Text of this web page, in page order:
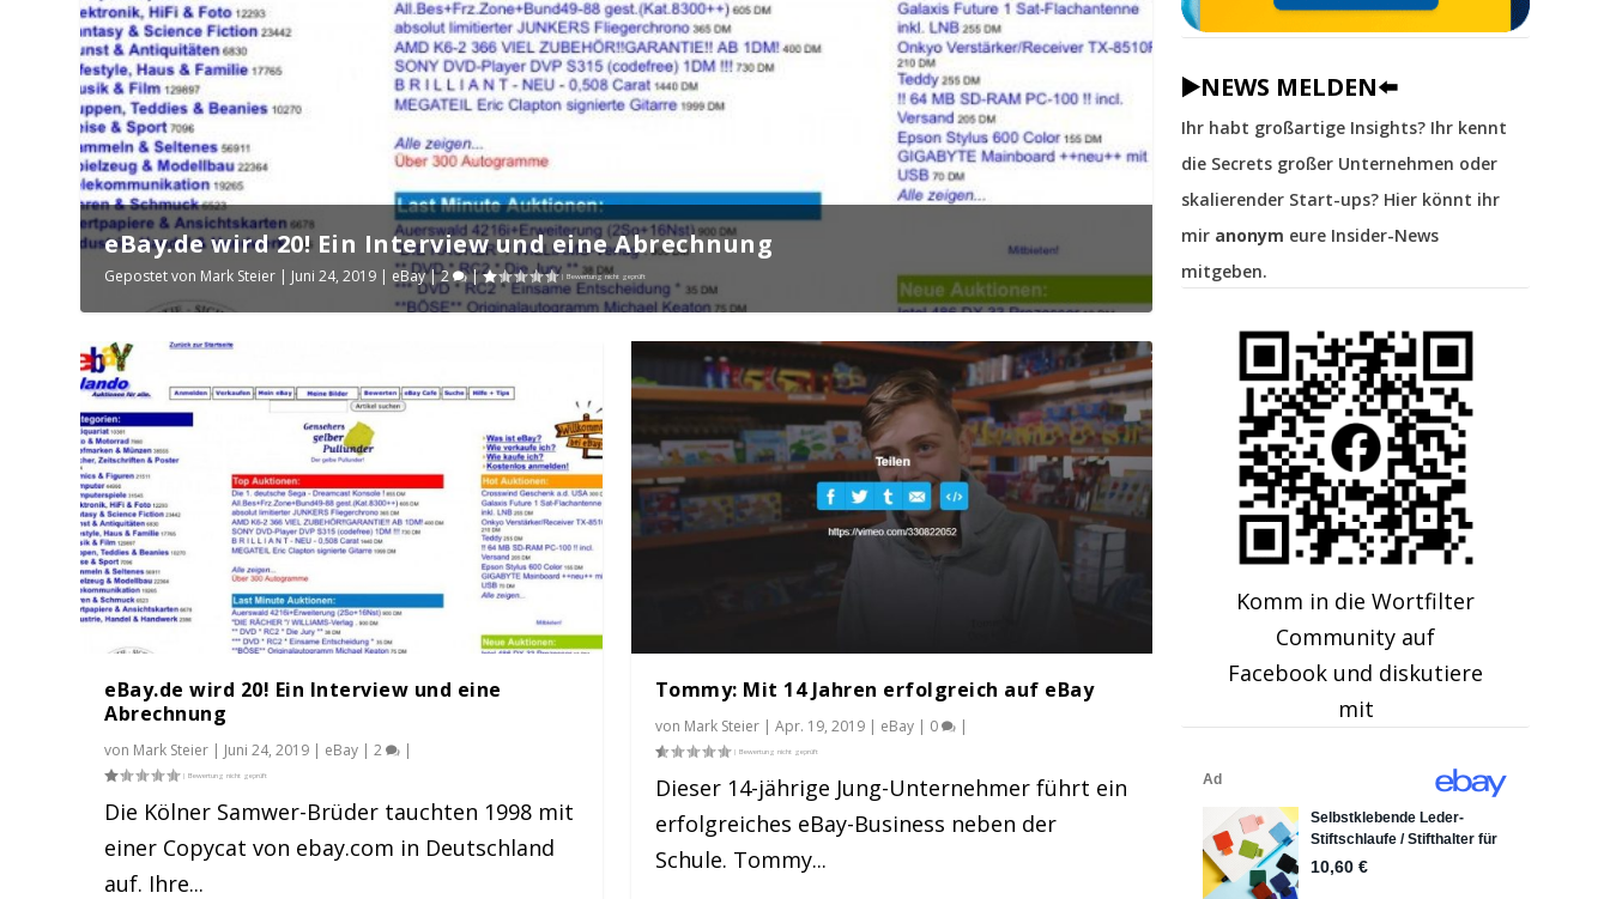
eBay.de wird 20! Ein Interview und eine Abrechnung
Gepostet von Mark Steier | Juni 24, 2019 | eBay|2 |
Tommy: Mit 14 Jahren erfolgreich auf eBay
eBay.de wird 20! Ein Interview und eine
Abrechnung
von Mark Steier | Juni 24, 2019 | eBay |2 |
Die Kölner Samwer-Brüder tauchten 1998 mit
einer Copycat von ebay.com in Deutschland
auf. Ihre...
Tommy: Mit 14 Jahren erfolgreich auf eBay
von Mark Steier| Apr. 19, 2019| eBay| 0 |
Dieser 14-jährige Jung-Unternehmer führt ein
erfolgreiches eBay-Business neben der
Schule. Tommy...
▶️NEWS MELDEN⬅️
Ihr habt großartige Insights? Ihr kennt
die Secrets großer Unternehmen oder
skalierender Start-ups? Hier könnt ihr
mir anonym eure Insider-News
mitgeben.
Komm in die Wortfilter
Community auf
Facebook und diskutiere
mit